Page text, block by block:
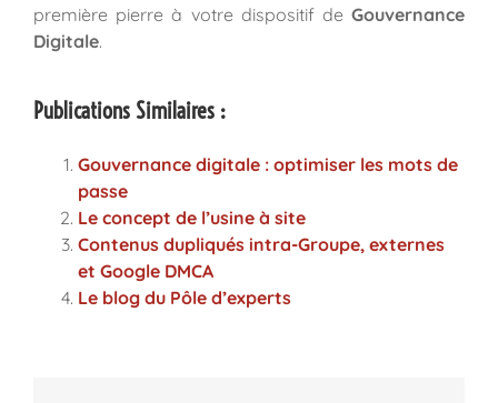
première pierre à votre dispositif de Gouvernance
Digitale.
Publications Similaires :
Gouvernance digitale : optimiser les mots de
passe
Le concept de l’usine à site
Contenus dupliqués intra-Groupe, externes
et Google DMCA
Le blog du Pôle d’experts